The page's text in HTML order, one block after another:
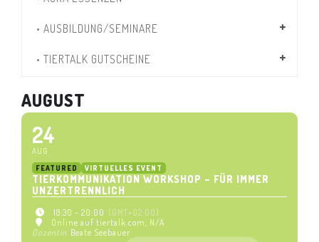
• AUSBILDUNG/SEMINARE
• TIERTALK GUTSCHEINE
AUGUST
24
AUG
FEATURED VIRTUELLES EVENT
TIERKOMMUNIKATION WORKSHOP – FÜR IMMER
UNZERTRENNLICH
18:30 - 20:00 (GMT+02:00)
Online auf tiertalk.com , N/A
Dozentin Beate Seebauer